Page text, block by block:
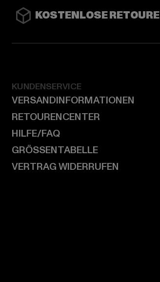
KOSTENLOSE RETOURE
KUNDENSERVICE
VERSANDINFORMATIONEN
RETOURENCENTER
HILFE/FAQ
GRÖSSENTABELLE
VERTRAG WIDERRUFEN